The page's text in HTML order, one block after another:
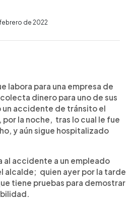
de 2022
labora para una empresa de
dinero para uno de sus
un accidente de tránsito el
la noche, tras lo cual le fue
y aún sigue hospitalizado
al accidente a un empleado
alcalde; quien ayer por la tarde
tiene pruebas para demostrar